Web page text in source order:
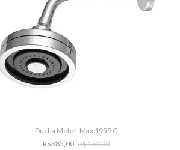
Ducha Meber Max 1959 C
R$385,00 R$450,00